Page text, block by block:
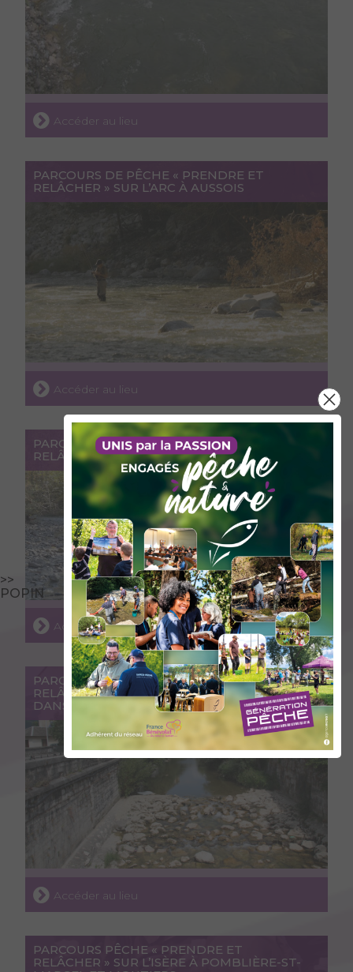
>>
POPIN
Accéder au lieu
PARCOURS DE PÊCHE « PRENDRE ET
RELÂCHER » SUR L’ARC À AUSSOIS
Accéder au lieu
PARCOURS PÊCHE « PRENDRE ET
RELÂCHER » SUR LE DORON À BEAUFORT
Accéder au lieu
PARCOURS PÊCHE « PRENDRE ET
RELÂCHER » SUR LA LEYSSE ET L’ALBANNE
DANS CHAMBÉRY
Accéder au lieu
PARCOURS PÊCHE « PRENDRE ET
RELÂCHER » SUR L’ISÈRE À POMBLIÈRE-ST-